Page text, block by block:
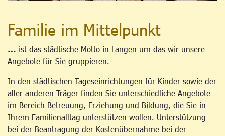
Familie im Mittelpunkt
… ist das städtische Motto in Langen um das wir unsere
Angebote für Sie gruppieren.
In den städtischen Tageseinrichtungen für Kinder sowie der
aller anderen Träger finden Sie unterschiedliche Angebote
im Bereich Betreuung, Erziehung und Bildung, die Sie in
Ihrem Familienalltag unterstützen wollen. Unterstützung
bei der Beantragung der Kostenübernahme bei der